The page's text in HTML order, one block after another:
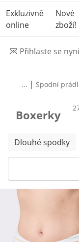
Exkluzivně
online
Nové
zboží!
💌 Přihlaste se
... | Spodní
Boxerky
Přeskočit další
Dlouhé spodky